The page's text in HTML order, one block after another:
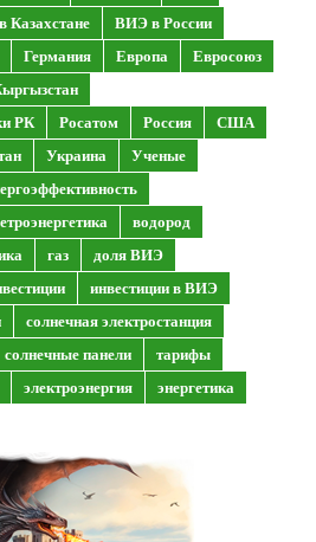
Казахстане
ВИЭ в России
Германия Европа
Евросоюз
РК
Росатом Россия
США
Украина
Ученые
водород
газ
доля ВИЭ
инвестиции в ВИЭ
солнечная электростанция
солнечные панели
тарифы
электроэнергия энергетика